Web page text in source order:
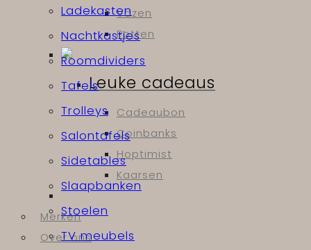
Vazen
Potten
Leuke cadeaus
Cadeaubon
Coinbanks
Hoptimist
Kaarsen
Merken
Over ons
Ladekasten
Nachtkastjes
Roomdividers
Tafels
Trolleys
Salontafels
Sidetables
Slaapbanken
Stoelen
TV meubels